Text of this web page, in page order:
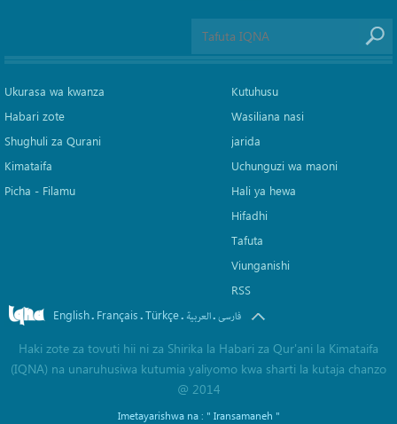
Ukurasa wa kwanza
Habari zote
Shughuli za Qurani
Kimataifa
Picha‎ - Filamu‎
Kutuhusu
Wasiliana nasi
jarida
Uchunguzi wa maoni
Hali ya hewa
Hifadhi
Tafuta
Viunganishi
RSS
English. Français.Türkçe. العربیة.فارسی
Haki zote za tovuti hii ni za Shirika la Habari za Qur'ani la Kimataifa
(IQNA) na unaruhusiwa kutumia yaliyomo kwa sharti la kutaja chanzo
@ 2014
Imetayarishwa na : " Iransamaneh "